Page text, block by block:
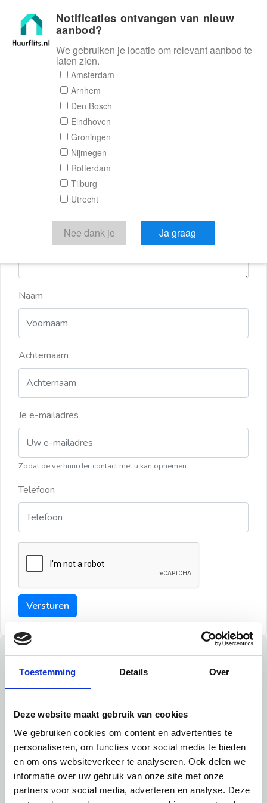
Toestemming Details Over
Deze website maakt gebruik van cookies
We gebruiken cookies om content en advertenties te
personaliseren, om functies voor social media te bieden
en om ons websiteverkeer te analyseren. Ook delen we
informatie over uw gebruik van onze site met onze
partners voor social media, adverteren en analyse. Deze
Huurflits
Reactieformulier
Huurflits
Verstuur je bericht
Door een bericht te sturen kom je in contact met de
aanbieder of makelaar van de woning.
Naam
Achternaam
Je e-mailadres
Zodat de verhuurder contact met u kan opnemen
Telefoon
Versturen
Tips
Tip 1:
Schrijf een duidelijke introductie en geef de volgende
informatie mee:
Ben je student, werkachtig of werkzoekend
Notificaties ontvangen van nieuw
aanbod?
We gebruiken je locatie om relevant aanbod te
laten zien.
Amsterdam
Arnhem
Den Bosch
Eindhoven
Groningen
Nijmegen
Rotterdam
Tilburg
Utrecht
Nee dank je Ja graag